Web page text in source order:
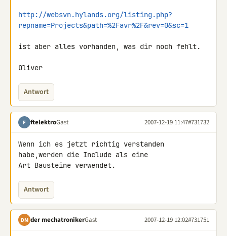
http://websvn.hylands.org/listing.php?
repname=Projects&path=%2Favr%2F&rev=0&sc=1
ist aber alles vorhanden, was dir noch fehlt.
Oliver
Antwort
F ftelektroGast 2007-12-19 11:47#731732
Wenn ich es jetzt richtig verstanden
habe,werden die Include als eine
Art Bausteine verwendet.
Antwort
DM der mechatronikerGast 2007-12-19 12:02#731751